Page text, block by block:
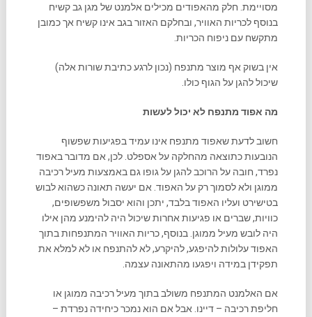
מסויימת. חלק מהאפודים מכילים אלמנט של מגן גב קשיח
בנוסף לכריות האוויר, ובחלקם האזור בגב אינו קשיח אך כמובן
מתקשח עם ניפוח הכריות.
אין בשוק אף מוצר מתנפח (נכון לרגע כתיבת שורות אלה)
שיכול להגן על הגוף כולו.
מה אפוד מתנפח לא יכול לעשות
חשוב לדעת שאפוד מתנפח אינו עמיד בפגיעות שפשוף
הנובעות כתוצאה מהחלקה על אספלט. לכן, אם מדובר באפוד
נפרד, חובה על הרוכב להגן על גופו גם באמצעות מעיל רכיבה
ממוגן ולא לסמוך רק על האפוד. אם יעשה תאונה כשהוא לבוש
בטישירט ועליו האפוד בלבד, יתכן והוא יסבול משפשופים,
כוויות, שברים או פגיעות אחרות שיכול היה להימנע מהן אילו
היה לובש מעיל ממוגן. בנוסף, כריות האוויר המתנפחות בתוך
האפוד עלולות להיפגע, להיקרע, לא להתנפח או לא למלא את
תפקידן במידה ויפגעו מהתאונה עצמה.
אם האלמנט המתנפח משולב בתוך מעיל רכיבה ממוגן או
חליפת רכיבה – דיינו. אבל אם הוא נמכר כיחידה נפרדת –